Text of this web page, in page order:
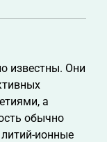
известны. Они
а
обычно
ионные